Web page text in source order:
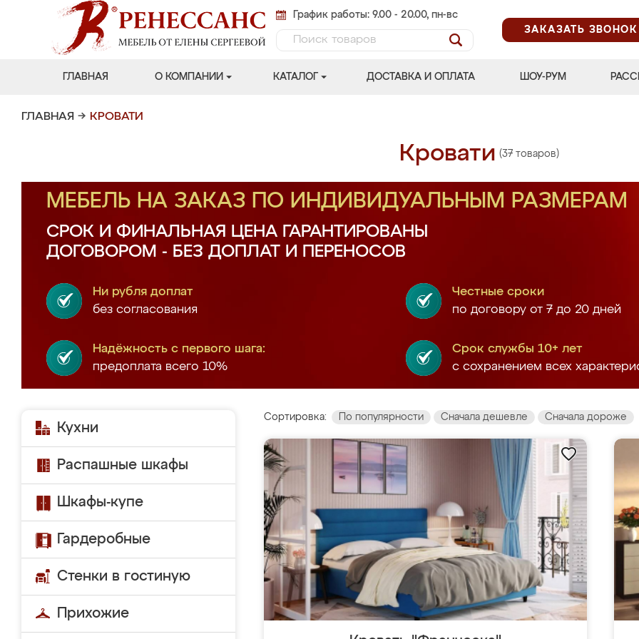
График работы: 9.00 - 20.00, пн-вс
ЗАКАЗАТЬ ЗВОНОК
ГЛАВНАЯ О КОМПАНИИ КАТАЛОГ ДОСТАВКА И ОПЛАТА ШОУ-РУМ
ГЛАВНАЯ → КРОВАТИ
Кровати (37 товаров)
МЕБЕЛЬ НА ЗАКАЗ ПО ИНДИВИДУАЛЬНЫМ РАЗМЕРАМ
СРОК И ФИНАЛЬНАЯ ЦЕНА ГАРАНТИРОВАНЫ
ДОГОВОРОМ - БЕЗ ДОПЛАТ И ПЕРЕНОСОВ
Ни рубля доплат
без согласования
Честные сроки
по договору от 7 до 20 дней
Надёжность с первого шага:
предоплата всего 10%
Срок службы 10+ лет
с сохранением всех
Кухни
Распашные шкафы
Шкафы-купе
Гардеробные
Стенки в гостиную
Прихожие
Сортировка: По популярности Сначала дешевле Сначала дороже